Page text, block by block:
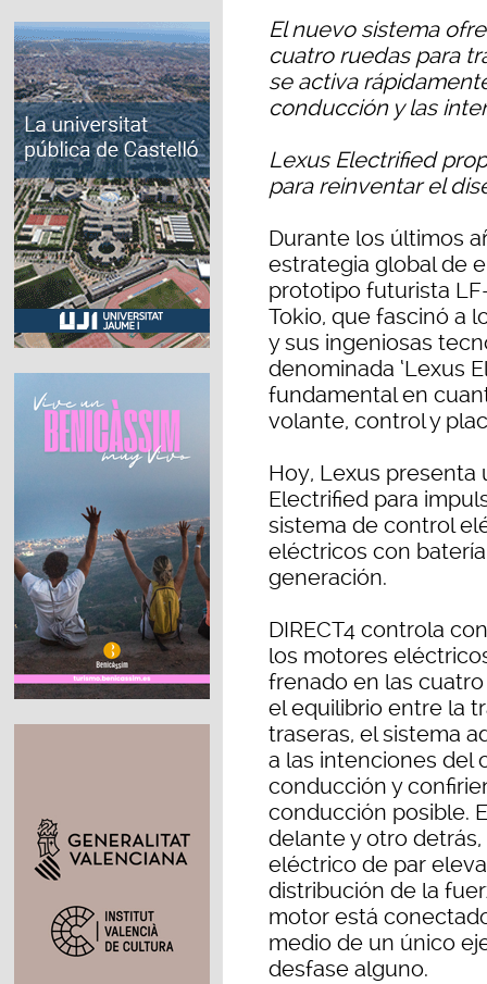
El nuevo sistema
cuatro ruedas para
se activa
conducción y las
Lexus Electrified
para reinventar el
Durante los últimos
estrategia global de
prototipo futurista
Tokio, que fascinó a
y sus ingeniosas
denominada ‘Lexus
fundamental en
volante, control y
Hoy, Lexus
Electrified para
sistema de control
eléctricos con
generación.
DIRECT4 controla
los motores
frenado en las
el equilibrio entre la
traseras, el sistema
a las intenciones del
conducción y
conducción posible.
delante y otro
eléctrico de par
distribución de la
motor está
medio de un único
desfase alguno.